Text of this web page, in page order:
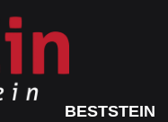
BESTSTEIN